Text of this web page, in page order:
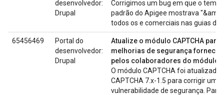
desenvolvedor:
Drupal
Corrigimos um bug em que o tema
padrão do Apigee mostrava
todos os e comerciais nas guias do
65456469
Portal do
desenvolvedor:
Drupal
Atualize o módulo CAPTCHA para
melhorias de segurança
pelos colaboradores do módulo
O módulo CAPTCHA foi atualizado
CAPTCHA 7.x-1.5 para corrigir uma
vulnerabilidade de segurança. Para